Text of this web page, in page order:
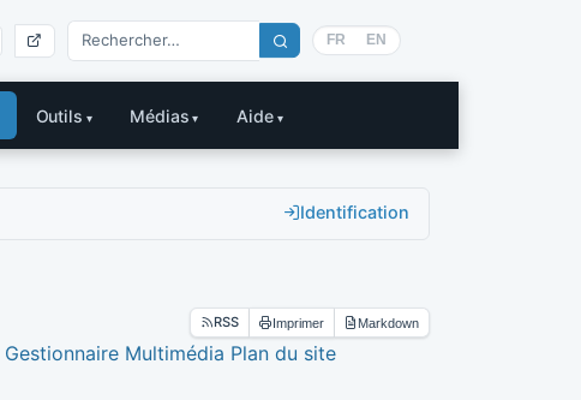
FR EN
Outils Médias Aide
Identification
RSS Imprimer Markdown
Gestionnaire Multimédia Plan du site